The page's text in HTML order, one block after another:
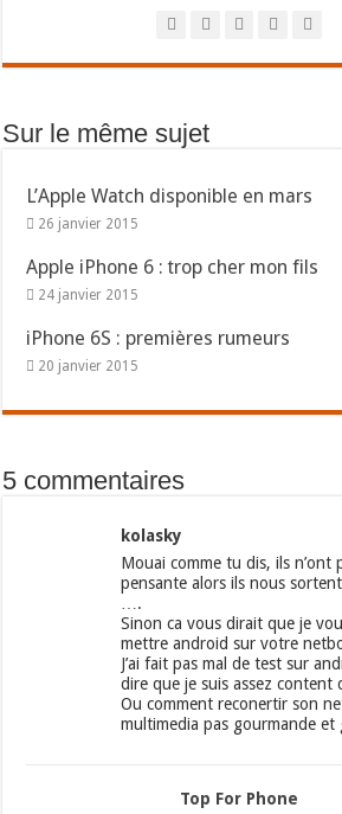
Sur le même sujet
L’Apple Watch disponible en mars
26 janvier 2015
Apple iPhone 6 : trop cher mon fils
24 janvier 2015
iPhone 6S : premières rumeurs
20 janvier 2015
5 commentaires
kolasky
Mouai comme tu dis, ils n’ont
pensante alors ils nous
….
Sinon ca vous dirait que je
mettre android sur votre
J’ai fait pas mal de test sur
dire que je suis assez content
Ou comment reconertir son
multimedia pas gourmande et
Top For Phone